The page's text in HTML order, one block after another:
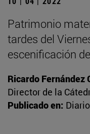
Patrimonio
tardes del
escenificación
Ricardo Fernández
Director de la
Publicado en: